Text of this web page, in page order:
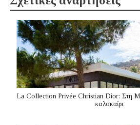
La Collection Privée Christian Dior: Στη
καλοκαίρι